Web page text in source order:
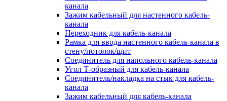
канала
Зажим кабельный для настенного кабель-
канала
Переходник для кабель-канала
Рамка для ввода настенного кабель-канала в
стену/потолок/щит
Соединитель для напольного кабель-канала
Угол Т-образный для кабель-канала
Соединитель/накладка на стык для кабель-
канала
Зажим кабельный для кабель-канала